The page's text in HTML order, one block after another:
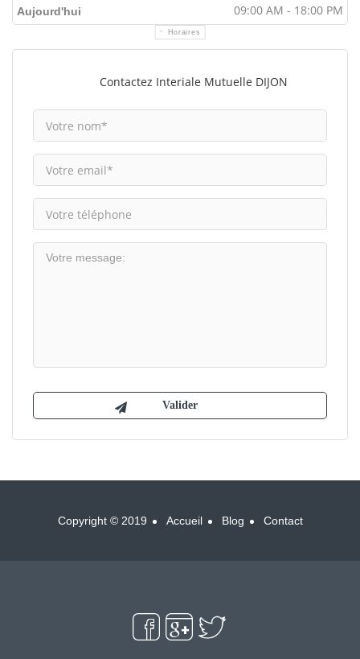
Aujourd'hui 09:00 AM - 18:00 PM
Horaires
Contactez Interiale Mutuelle DIJON
Copyright © 2019 Accueil Blog Contact